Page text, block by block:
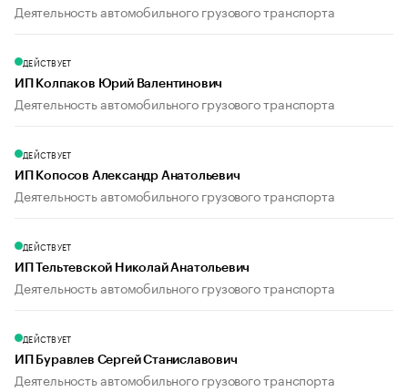
Деятельность автомобильного грузового транспорта
ДЕЙСТВУЕТ
ИП Колпаков Юрий Валентинович
Деятельность автомобильного грузового транспорта
ДЕЙСТВУЕТ
ИП Копосов Александр Анатольевич
Деятельность автомобильного грузового транспорта
ДЕЙСТВУЕТ
ИП Тельтевской Николай Анатольевич
Деятельность автомобильного грузового транспорта
ДЕЙСТВУЕТ
ИП Буравлев Сергей Станиславович
Деятельность автомобильного грузового транспорта